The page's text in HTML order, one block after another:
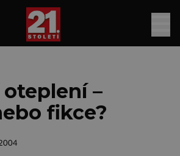
–
fikce?